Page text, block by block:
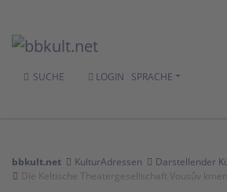
SUCHE LOGIN SPRACHE
bbkult.net KulturAdressen
Darstellender
Die Keltische Theatergesellschaft Vousův kmen